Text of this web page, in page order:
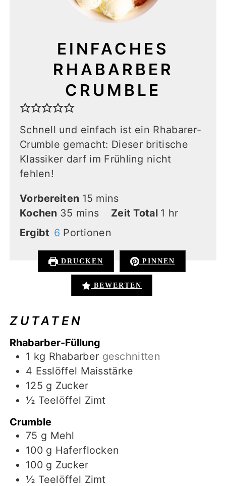
EINFACHES
RHABARBER
CRUMBLE
Schnell und einfach ist ein Rhabarer-
Crumble gemacht: Dieser britische
Klassiker darf im Frühling nicht
fehlen!
Vorbereiten 15 minutes
mins
Kochen 35 minutes
mins Zeit Total 1 hour
hr
Ergibt 6 Portionen
DRUCKEN PINNEN
BEWERTEN
ZUTATEN
Rhabarber-Füllung
1 kg Rhabarber geschnitten
4 Esslöffel Maisstärke
125 g Zucker
½ Teelöffel Zimt
Crumble
75 g Mehl
100 g Haferflocken
100 g Zucker
½ Teelöffel Zimt